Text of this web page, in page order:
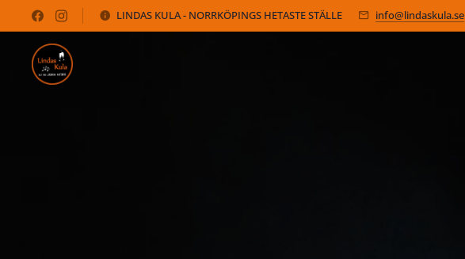
LINDAS KULA - NORRKÖPINGS HETASTE STÄLLE info@lindaskula.se